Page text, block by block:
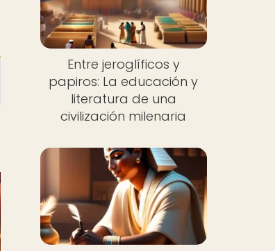
Entre jeroglíficos y
papiros: La educación y
literatura de una
civilización milenaria